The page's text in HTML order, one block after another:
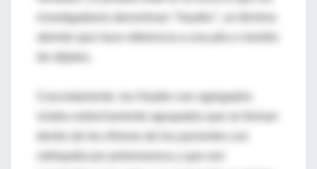
investigadores denominan ''Haufen'', un término
Concretamente, los Haufen son agregados
virales estrechamente agrupados que se forman
nefropatía por poliomavirus y que son